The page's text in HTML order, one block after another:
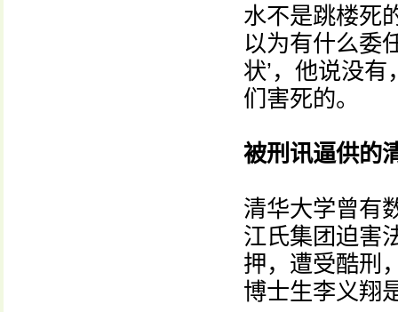
水不是跳楼死
以为有什么委
状’，他说没
们害死的。
被刑讯逼供的
清华大学曾有
江氏集团迫害
押，遭受酷刑
博士生李义翔